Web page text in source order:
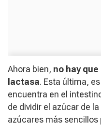
Ahora bien, no hay
lactasa. Esta última,
encuentra en el
de dividir el azúcar de
azúcares más